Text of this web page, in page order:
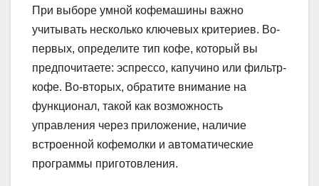
При выборе умной кофемашины важно
учитывать несколько ключевых критериев. Во-
первых, определите тип кофе, который вы
предпочитаете: эспрессо, капучино или фильтр-
кофе. Во-вторых, обратите внимание на
функционал, такой как возможность
управления через приложение, наличие
встроенной кофемолки и автоматические
программы приготовления.